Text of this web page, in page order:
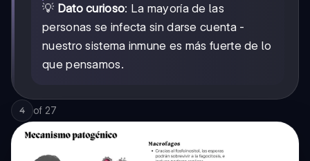
💡 Dato curioso: La mayoría de las
personas se infecta sin darse cuenta -
nuestro sistema inmune es más fuerte de lo
que pensamos.
4 of 27